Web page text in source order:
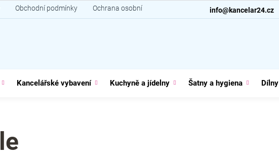
info@kancelar24.cz
Obchodní podmínky Ochrana osobních údajů
Kancelářské vybavení Kuchyně a jídelny Šatny a hygiena Dílny